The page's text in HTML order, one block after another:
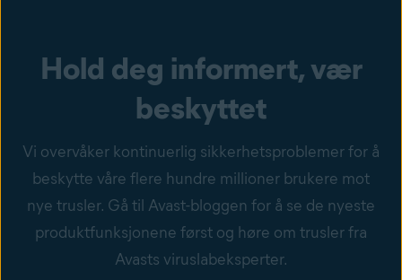
Hold deg informert, vær
beskyttet
Vi overvåker kontinuerlig sikkerhetsproblemer for å
beskytte våre flere hundre millioner brukere mot
nye trusler. Gå til Avast-bloggen for å se de nyeste
produktfunksjonene først og høre om trusler fra
Avasts viruslabeksperter.